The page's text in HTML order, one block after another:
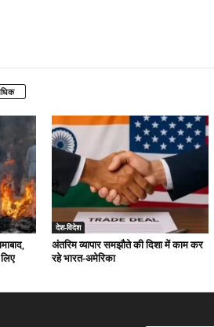
देश-विदेश
अंतरिम व्यापार समझौते की दिशा में काम कर
रहे भारत-अमेरिका